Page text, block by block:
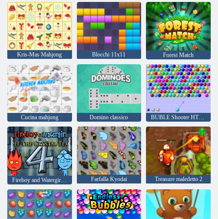
Kris-Mas Mahjong Blocchi 11x11 Forest Match
Cucina mahjong Domino classico BUBLE Shooter HTML5
Farfalla Kyodai Treasure maledetto 2